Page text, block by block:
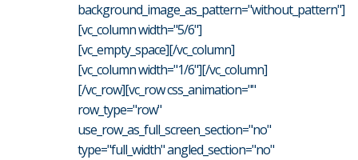
background_image_as_pattern="without_pattern"]
[vc_column width="5/6"]
[vc_empty_space][/vc_column]
[vc_column width="1/6"][/vc_column]
[/vc_row][vc_row css_animation=""
row_type="row"
use_row_as_full_screen_section="no"
type="full_width" angled_section="no"